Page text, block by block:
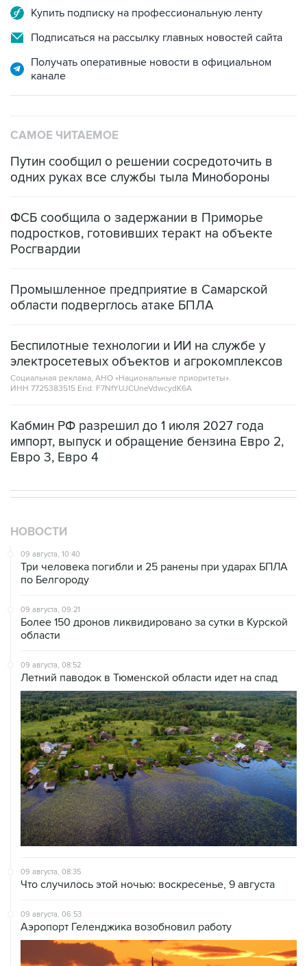
Купить подписку на профессиональную ленту
Подписаться на рассылку главных новостей сайта
Получать оперативные новости в официальном
канале
САМОЕ ЧИТАЕМОЕ
Путин сообщил о решении сосредоточить в
одних руках все службы тыла Минобороны
ФСБ сообщила о задержании в Приморье
подростков, готовивших теракт на объекте
Росгвардии
Промышленное предприятие в Самарской
области подверглось атаке БПЛА
Беспилотные технологии и ИИ на службе у
электросетевых объектов и агрокомплексов
Социальная реклама, АНО «Национальные приоритеты».
ИНН 7725383515 Erid: F7NfYUJCUneVdwcydK6A
Кабмин РФ разрешил до 1 июля 2027 года
импорт, выпуск и обращение бензина Евро 2,
Евро 3, Евро 4
НОВОСТИ
09 августа, 10:40
Три человека погибли и 25 ранены при ударах БПЛА
по Белгороду
09 августа, 09:21
Более 150 дронов ликвидировано за сутки в Курской
области
09 августа, 08:52
Летний паводок в Тюменской области идет на спад
09 августа, 08:35
Что случилось этой ночью: воскресенье, 9 августа
09 августа, 06:53
Аэропорт Геленджика возобновил работу